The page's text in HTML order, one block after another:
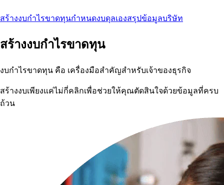
สร้างงบกำไรขาดทุนกำหนดงบดุลเองสรุปข้อมูลบริษัท
สร้างงบกำไรขาดทุน
งบกำไรขาดทุน คือ เครื่องมือสำคัญสำหรับเจ้าของธุรกิจ
สร้างงบเพียงแค่ไม่กี่คลิกเพื่อช่วยให้คุณตัดสินใจด้วยข้อมูลที่ครบ
ถ้วน